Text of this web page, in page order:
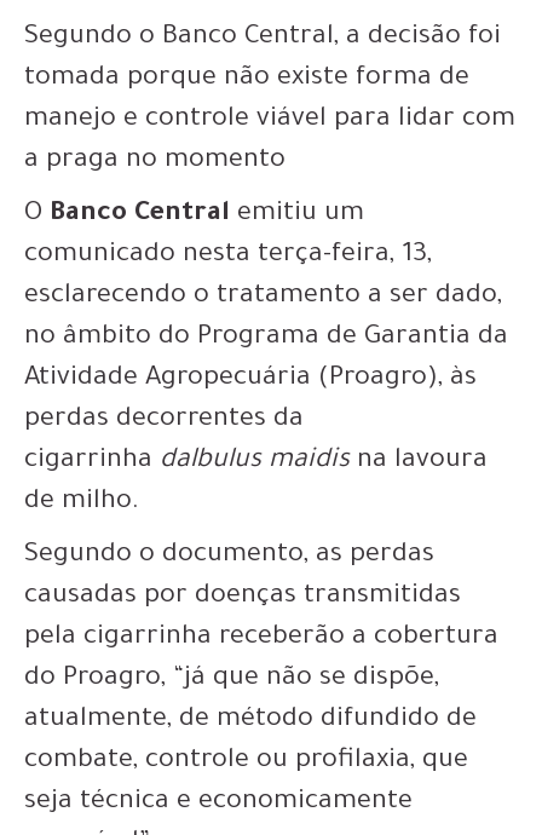
Segundo o Banco Central, a decisão foi
tomada porque não existe forma de
manejo e controle viável para lidar com
a praga no momento
O Banco Central emitiu um
comunicado nesta terça-feira, 13,
esclarecendo o tratamento a ser dado,
no âmbito do Programa de Garantia da
Atividade Agropecuária (Proagro), às
perdas decorrentes da
cigarrinha dalbulus maidisna lavoura
de milho.
Segundo o documento, as perdas
causadas por doenças transmitidas
pela cigarrinha receberão a cobertura
do Proagro, “já que não se dispõe,
atualmente, de método difundido de
combate, controle ou profilaxia, que
seja técnica e economicamente